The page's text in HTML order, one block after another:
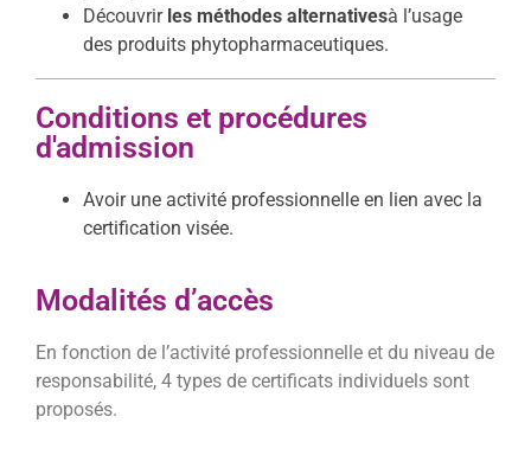
Découvrir les méthodes alternativesà l’usage
des produits phytopharmaceutiques.
Conditions et procédures
d'admission
Avoir une activité professionnelle en lien avec la
certification visée.
Modalités d’accès
En fonction de l’activité professionnelle et du niveau de
responsabilité, 4 types de certificats individuels sont
proposés.